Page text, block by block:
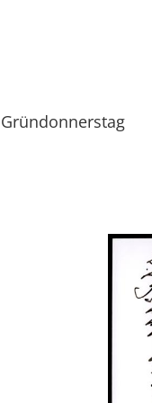
Gründonnerstag